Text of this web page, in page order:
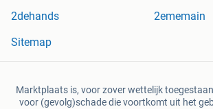
2dehands
2ememain
Sitemap
Marktplaats is, voor zover wettelijk
voor (gevolg)schade die voortkomt uit het